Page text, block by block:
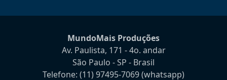
MundoMais Produções
Av. Paulista, 171 - 4o. andar
São Paulo - SP - Brasil
Telefone: (11) 97495-7069(whatsapp)